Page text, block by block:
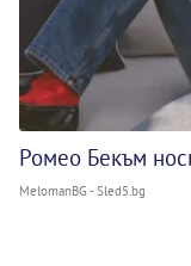
Ромео Бекъм
MelomanBG - Sled5.bg